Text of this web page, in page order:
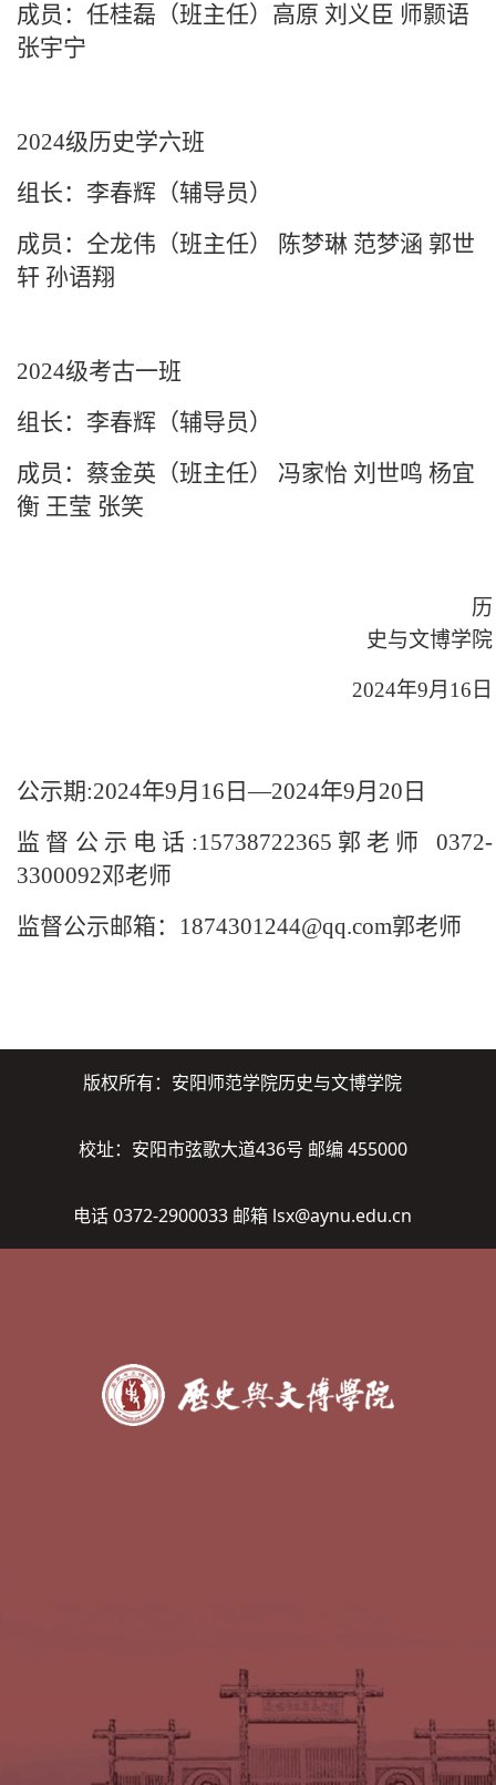
成员：任桂磊（班主任）高原 刘义臣 师颢语
张宇宁
2024级历史学六班
组长：李春辉（辅导员）
成员：仝龙伟（班主任）
陈梦琳 范梦涵 郭世
轩 孙语翔
2024级考古一班
组长：李春辉（辅导员）
成员：蔡金英（班主任） 冯家怡 刘世鸣 杨宜
衡 王莹 张笑
历
史与文博学院
2024年9月16日
公示期:2024年9月16日—2024年9月20日
监督公示电话:15738722365郭老师 0372-
3300092邓老师
监督公示邮箱：1874301244@qq.com郭老师
版权所有：安阳师范学院历史与文博学院
校址：安阳市弦歌大道436号 邮编 455000
电话 0372-2900033 邮箱 lsx@aynu.edu.cn